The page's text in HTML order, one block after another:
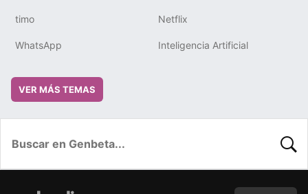
timo Netflix
WhatsApp Inteligencia Artificial
VER MÁS TEMAS